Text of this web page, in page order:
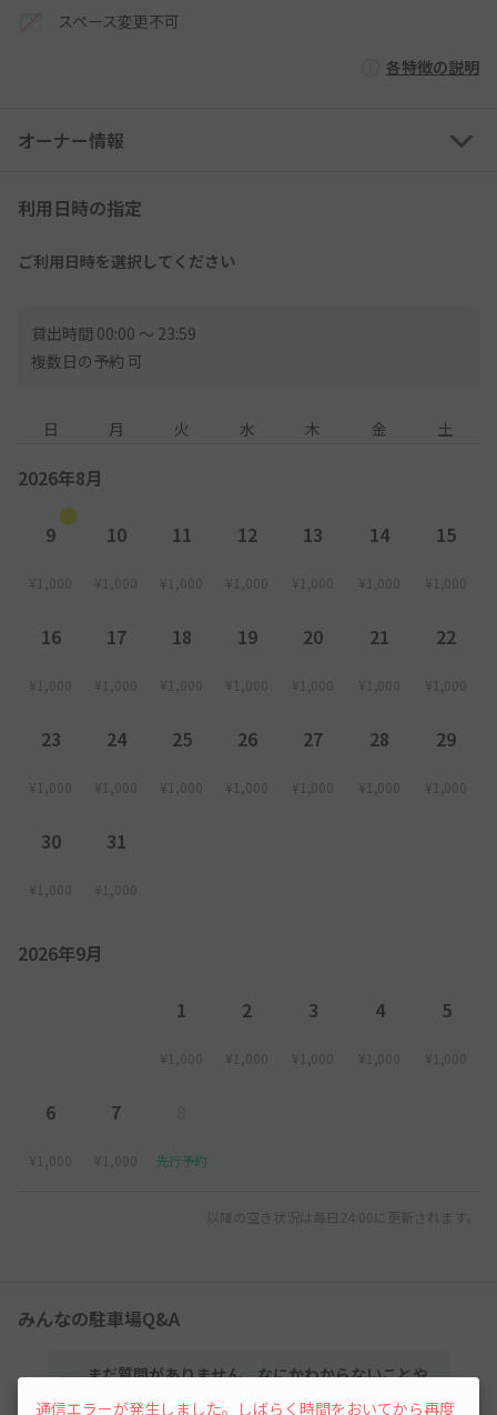
スペース変更不可
各特徴の説明
オーナー情報
利用日時の指定
ご利用日時を選択してください
貸出時間 00:00 〜 23:59
複数日の予約 可
日 月 火 水 木 金 土
2026年8月
9
¥1,000
10
¥1,000
11
¥1,000
12
¥1,000
13
¥1,000
14
¥1,000
15
¥1,000
16
¥1,000
17
¥1,000
18
¥1,000
19
¥1,000
20
¥1,000
21
¥1,000
22
¥1,000
23
¥1,000
24
¥1,000
25
¥1,000
26
¥1,000
27
¥1,000
28
¥1,000
29
¥1,000
30
¥1,000
31
¥1,000
2026年9月
1
¥1,000
2
¥1,000
3
¥1,000
4
¥1,000
5
¥1,000
6
¥1,000
7
¥1,000 先行予約
以降の空き状況は毎日24:00に更新されます。
みんなの駐車場Q&A
まだ質問がありません。なにかわからないことや
不安な点があれば気軽に質問してみましょう。
通信エラーが発生しました。しばらく時間をおいてから再度